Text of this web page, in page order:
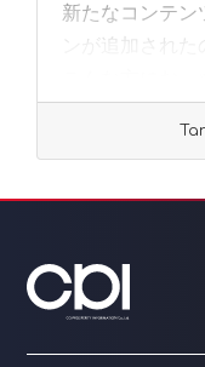
新たなコンテ
ンが追加され